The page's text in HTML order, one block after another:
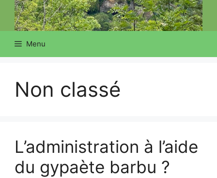
Menu
Non classé
L’administration à l’aide
du gypaète barbu ?